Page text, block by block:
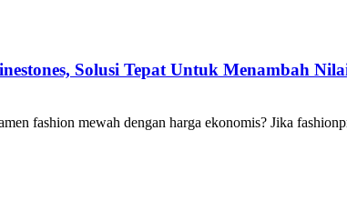
Solusi Tepat Untuk Menambah
fashion mewah dengan harga ekonomis? Jika